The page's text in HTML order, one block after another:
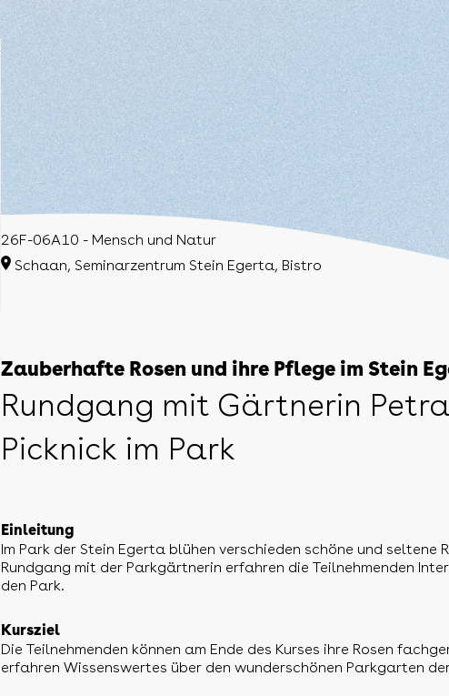
26F-06A10 - Mensch und Natur
Schaan, Seminarzentrum Stein Egerta, Bistro
Zauberhafte Rosen und ihre Pflege im Stein
Rundgang mit Gärtnerin
Picknick im Park
Einleitung
Im Park der Stein Egerta blühen verschieden schöne und seltene
Rundgang mit der Parkgärtnerin erfahren die Teilnehmenden
den Park.
Kursziel
Die Teilnehmenden können am Ende des Kurses ihre Rosen
erfahren Wissenswertes über den wunderschönen Parkgarten